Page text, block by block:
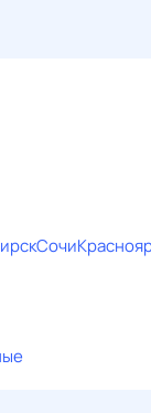
Сочи